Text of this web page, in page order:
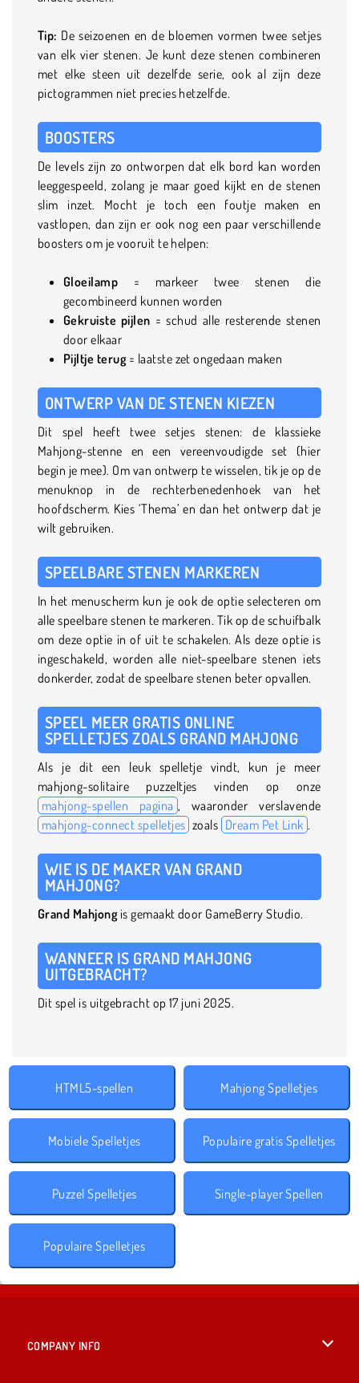
Tip: De seizoenen en de bloemen vormen twee setjes
van elk vier stenen. Je kunt deze stenen combineren
met elke steen uit dezelfde serie, ook al zijn deze
pictogrammen niet precies hetzelfde.
BOOSTERS
De levels zijn zo ontworpen dat elk bord kan worden
leeggespeeld, zolang je maar goed kijkt en de stenen
slim inzet. Mocht je toch een foutje maken en
vastlopen, dan zijn er ook nog een paar verschillende
boosters om je vooruit te helpen:
Gloeilamp = markeer twee stenen die
gecombineerd kunnen worden
Gekruiste pijlen = schud alle resterende stenen
door elkaar
Pijltje terug= laatste zet ongedaan maken
ONTWERP VAN DE STENEN KIEZEN
Dit spel heeft twee setjes stenen: de klassieke
Mahjong-stenne en een vereenvoudigde set (hier
begin je mee). Om van ontwerp te wisselen, tik je op de
menuknop in de rechterbenedenhoek van het
hoofdscherm. Kies ‘Thema’ en dan het ontwerp dat je
wilt gebruiken.
SPEELBARE STENEN MARKEREN
In het menuscherm kun je ook de optie selecteren om
alle speelbare stenen te markeren. Tik op de schuifbalk
om deze optie in of uit te schakelen. Als deze optie is
ingeschakeld, worden alle niet-speelbare stenen iets
donkerder, zodat de speelbare stenen beter opvallen.
SPEEL MEER GRATIS ONLINE
SPELLETJES ZOALS GRAND MAHJONG
Als je dit een leuk spelletje vindt, kun je meer
mahjong-solitaire puzzeltjes vinden op onze
mahjong-spellen pagina , waaronder verslavende
mahjong-connect spelletjes zoals Dream Pet Link .
WIE IS DE MAKER VAN GRAND
MAHJONG?
Grand Mahjongis gemaakt door GameBerry Studio.
WANNEER IS GRAND MAHJONG
UITGEBRACHT?
Dit spel is uitgebracht op 17 juni 2025.
HTML5-spellen Mahjong Spelletjes
Mobiele Spelletjes Populaire gratis Spelletjes
Puzzel Spelletjes Single-player Spellen
Populaire Spelletjes
COMPANY INFO